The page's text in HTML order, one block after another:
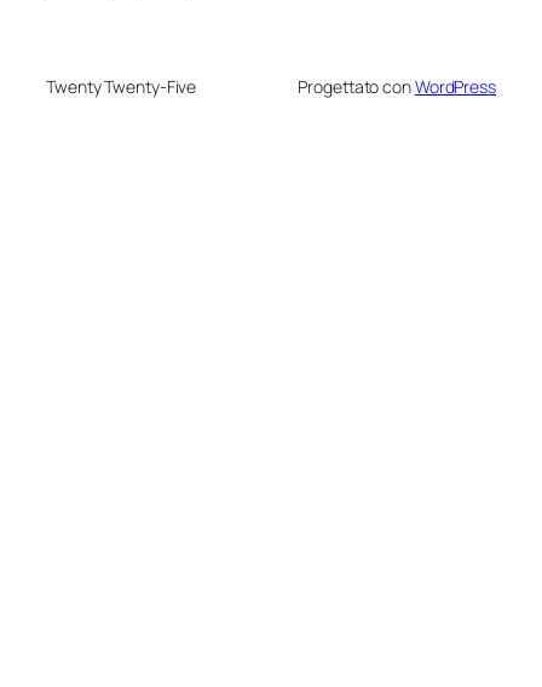
Twenty Twenty-Five Progettato conWordPress